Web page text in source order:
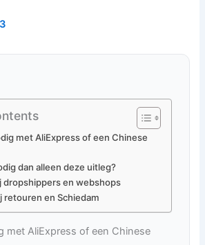
met AliExpress of een Chinese
dan alleen deze uitleg?
dropshippers en webshops
retouren en Schiedam
met AliExpress of een Chinese